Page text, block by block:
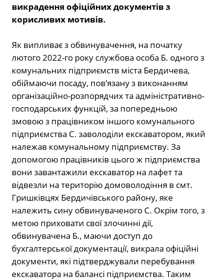
викрадення офіційних документів з
корисливих мотивів.
Як випливає з обвинувачення, на початку
лютого 2022-го року службова особа Б. одного з
комунальних підприємств міста Бердичева,
обіймаючи посаду, пов’язану з виконанням
організаційно-розпорядчих та адміністративно-
господарських функцій, за попередньою
змовою з працівником іншого комунального
підприємства С. заволоділи екскаватором, який
належав комунальному підприємству. За
допомогою працівників цього ж підприємства
вони завантажили екскаватор на лафет та
відвезли на територію домоволодіння в смт.
Гришківцях Бердичівського району, яке
належить сину обвинуваченого С. Окрім того, з
метою приховати свої злочинні дії,
обвинувачена Б., маючи доступ до
бухгалтерської документації, викрала офіційні
документи, які підтверджували перебування
екскаватора на балансі підприємства. Таким